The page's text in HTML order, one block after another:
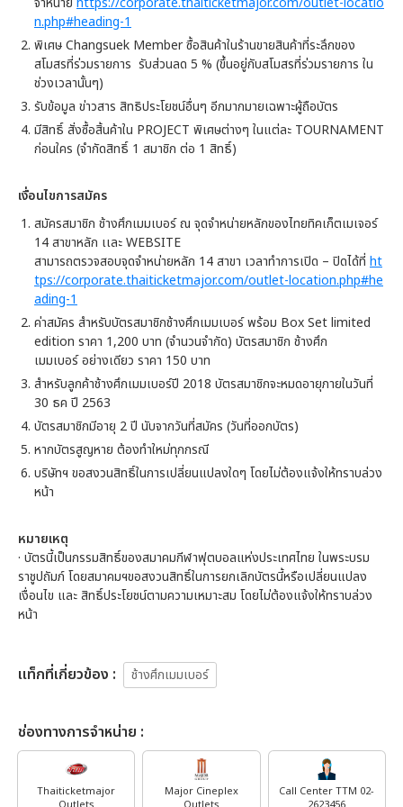
n.php#heading-1
พิเศษ Changsuek Member ซื้อสินค้าในร้านขายสินค้าที่ระลึกของ
สโมสรที่ร่วมรายการ รับส่วนลด 5 % (ขึ้นอยู่กับสโมสรที่ร่วมรายการ ใน
ช่วงเวลานั้นๆ)
รับข้อมูล ข่าวสาร สิทธิประโยชน์อื่นๆ อีกมากมายเฉพาะผู้ถือบัตร
มีสิทธิ์ สั่งซื้อสิ้นค้าใน PROJECT พิเศษต่างๆ ในแต่ละ TOURNAMENT
ก่อนใคร (จำกัดสิทธิ์ 1 สมาชิก ต่อ 1 สิทธิ์)
เงื่อนไขการสมัคร
สมัครสมาชิก ช้างศึกเมมเบอร์ ณ จุดจำหน่ายหลักของไทยทิคเก็ตเมเจอร์
14 สาขาหลัก เเละ WEBSITE
สามารถตรวจสอบจุดจำหน่ายหลัก 14 สาขา เวลาทำการเปิด – ปิดได้ที่ ht
tps://corporate.thaiticketmajor.com/outlet-location.php#he
ading-1
ค่าสมัคร สำหรับบัตรสมาชิกช้างศึกเมมเบอร์ พร้อม Box Set limited
edition ราคา 1,200 บาท (จำนวนจำกัด) บัตรสมาชิก ช้างศึก
เมมเบอร์ อย่างเดียว ราคา 150 บาท
สำหรับลูกค้าช้างศึกเมมเบอร์ปี 2018 บัตรสมาชิกจะหมดอายุภายในวันที่
30 ธค ปี 2563
บัตรสมาชิกมีอายุ 2 ปี นับจากวันที่สมัคร (วันที่ออกบัตร)
หากบัตรสูญหาย ต้องทำใหม่ทุกกรณี
บริษัทฯ ขอสงวนสิทธิ์ในการเปลี่ยนแปลงใดๆ โดยไม่ต้องแจ้งให้ทราบล่วง
หน้า
หมายเหตุ
· บัตรนี้เป็นกรรมสิทธิ์ของสมาคมกีฬาฟุตบอลแห่งประเทศไทย ในพระบรม
ราชูปถัมภ์ โดยสมาคมฯขอสงวนสิทธิ์ในการยกเลิกบัตรนี้หรือเปลี่ยนแปลง
เงื่อนไข และ สิทธิ์ประโยชน์ตามความเหมาะสม โดยไม่ต้องแจ้งให้ทราบล่วง
หน้า
เเท็กที่เกี่ยวข้อง : ช้างศึกเมมเบอร์
ช่องทางการจำหน่าย :
Thaiticketmajor
Major Cineplex
Call Center TTM 02-